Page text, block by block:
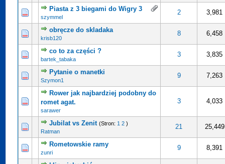
Piasta z 3 biegami do Wigry 3
szymmel
2 3,981
5 gwiazdek
obręcze do skladaka
krisb120
8 6,458
5 gwiazdek
co to za części ?
bartek_tabaka
3 3,835
5 gwiazdek
Pytanie o manetki
Szymon1
9 7,263
5 gwiazdek
Rower jak najbardziej podobny do
romet agat.
sarawer
3 4,033
na 5 gwiazdek
Jubilat vs Zenit (Stron: 1 2 )
Ratman
21 25,449
5 gwiazdek
Rometowskie ramy
zunri
9 8,391
5 gwiazdek